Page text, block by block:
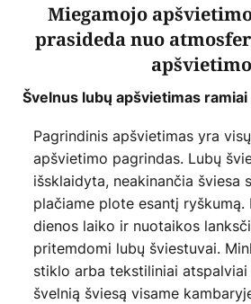
Miegamojo
prasideda nuo
apšvietimo
Švelnus lubų apšvietimas
Pagrindinis apšvietimas yra
apšvietimo pagrindas. Lubų
išsklaidyta, neakinančia šviesa
plačiame plote esantį
dienos laiko ir nuotaikos
pritemdomi lubų šviestuvai.
stiklo arba tekstiliniai
švelnią šviesą visame